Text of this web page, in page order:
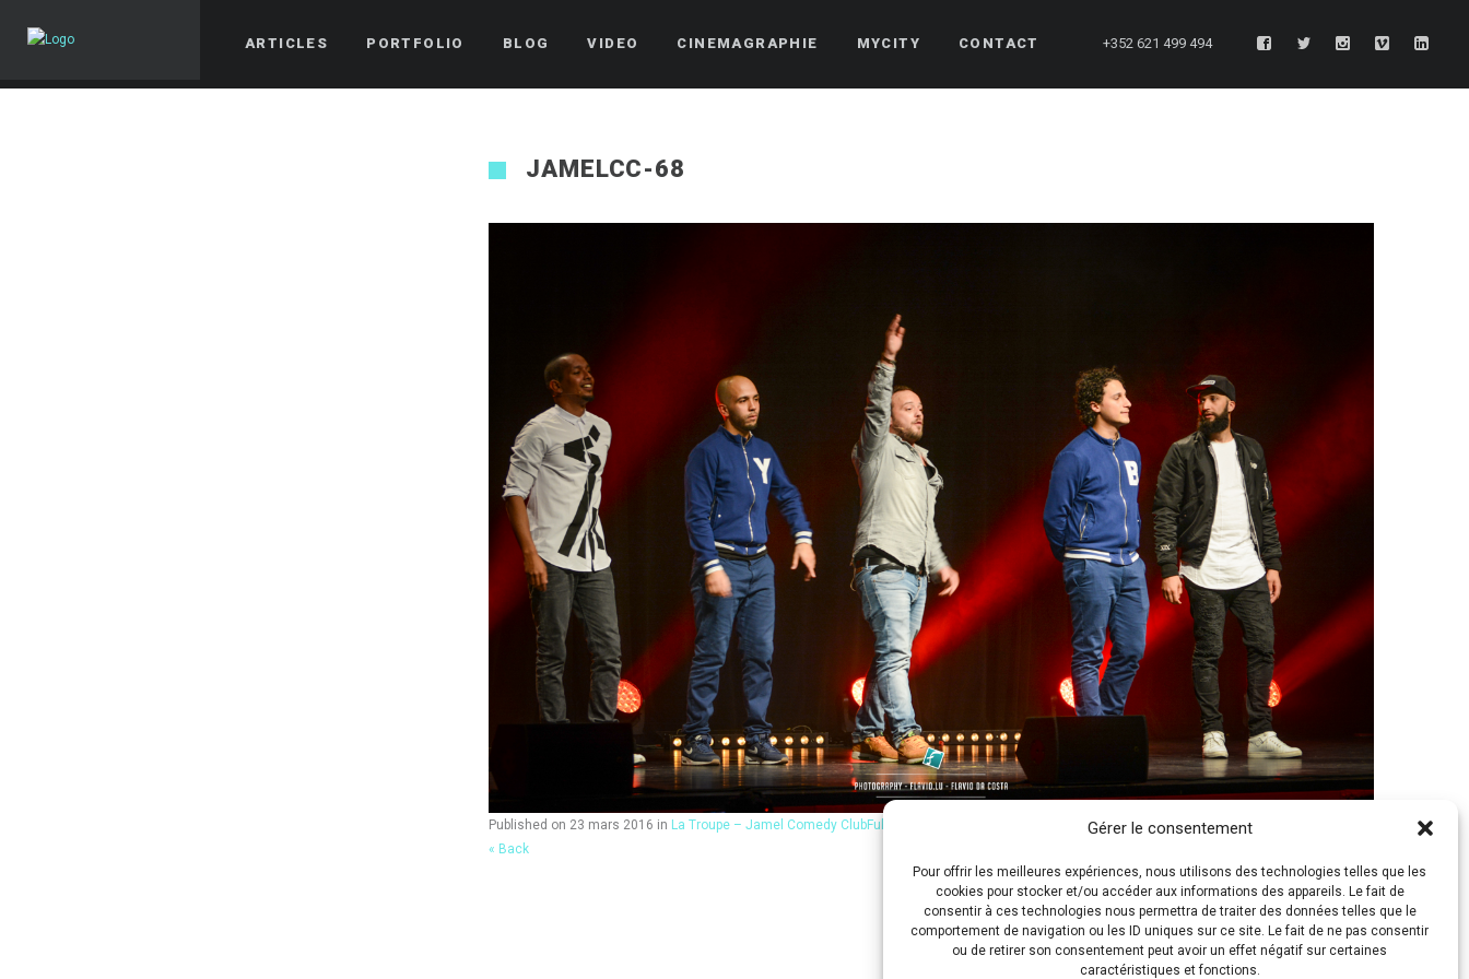
Gérer le consentement
Pour offrir les meilleures expériences, nous utilisons des technologies telles que les
cookies pour stocker et/ou accéder aux informations des appareils. Le fait de
consentir à ces technologies nous permettra de traiter des données telles que le
comportement de navigation ou les ID uniques sur ce site. Le fait de ne pas consentir
ou de retirer son consentement peut avoir un effet négatif sur certaines
caractéristiques et fonctions.
ARTICLES PORTFOLIO BLOG VIDEO CINEMAGRAPHIE MYCITY CONTACT +352 621 499 494
JAMELCC-68
Published on 23 mars 2016 in La Troupe – Jamel Comedy ClubFull resolution (1250 × 833)
« Back